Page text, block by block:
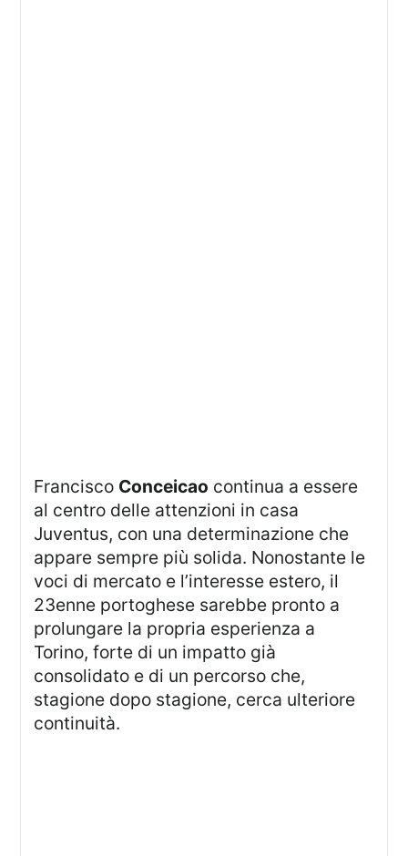
Francisco Conceicao continua a essere
al centro delle attenzioni in casa
Juventus, con una determinazione che
appare sempre più solida. Nonostante le
voci di mercato e l’interesse estero, il
23enne portoghese sarebbe pronto a
prolungare la propria esperienza a
Torino, forte di un impatto già
consolidato e di un percorso che,
stagione dopo stagione, cerca ulteriore
continuità.